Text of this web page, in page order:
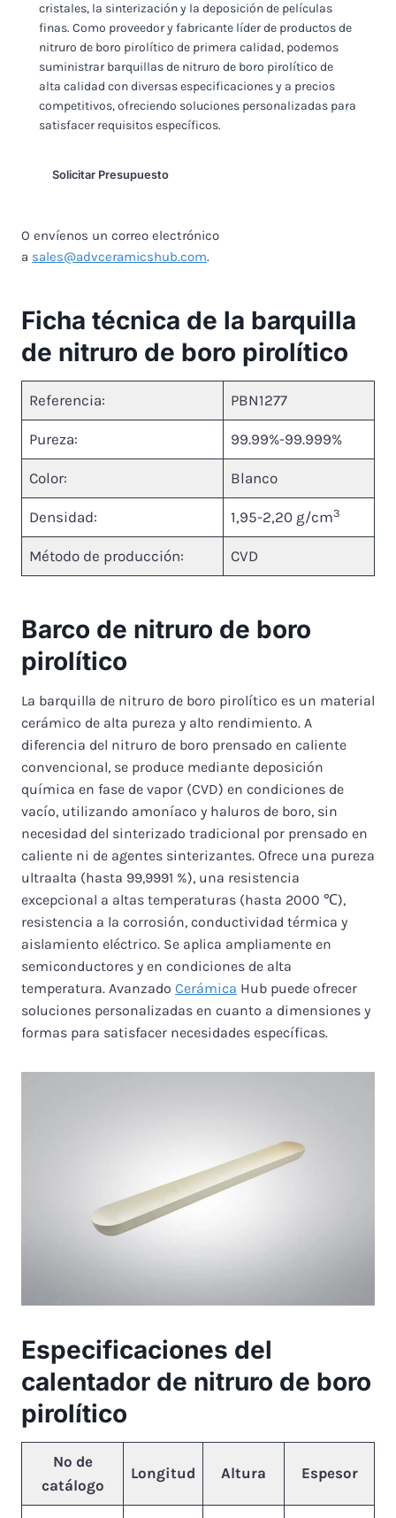
cristales, la sinterización y la deposición de películas
finas. Como proveedor y fabricante líder de productos de
nitruro de boro pirolítico de primera calidad, podemos
suministrar barquillas de nitruro de boro pirolítico de
alta calidad con diversas especificaciones y a precios
competitivos, ofreciendo soluciones personalizadas para
satisfacer requisitos específicos.
Solicitar Presupuesto
O envíenos un correo electrónico
a sales@advceramicshub.com.
Ficha técnica de la barquilla
de nitruro de boro pirolítico
Referencia: PBN1277
Pureza: 99.99%-99.999%
Color: Blanco
Densidad: 1,95-2,20 g/cm3
Método de producción: CVD
Barco de nitruro de boro
pirolítico
La barquilla de nitruro de boro pirolítico es un material
cerámico de alta pureza y alto rendimiento. A
diferencia del nitruro de boro prensado en caliente
convencional, se produce mediante deposición
química en fase de vapor (CVD) en condiciones de
vacío, utilizando amoníaco y haluros de boro, sin
necesidad del sinterizado tradicional por prensado en
caliente ni de agentes sinterizantes. Ofrece una pureza
ultraalta (hasta 99,9991 %), una resistencia
excepcional a altas temperaturas (hasta 2000 ℃),
resistencia a la corrosión, conductividad térmica y
aislamiento eléctrico. Se aplica ampliamente en
semiconductores y en condiciones de alta
temperatura. Avanzado Cerámica Hub puede ofrecer
soluciones personalizadas en cuanto a dimensiones y
formas para satisfacer necesidades específicas.
Especificaciones del
calentador de nitruro de boro
pirolítico
Nº de
catálogo
Longitud Altura Espesor